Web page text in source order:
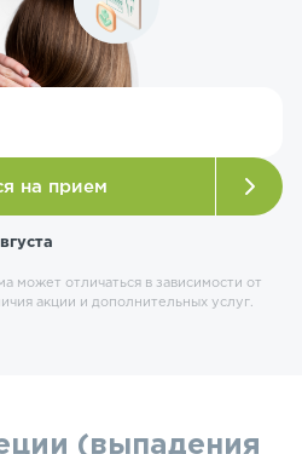
на прием
может отличаться в зависимости от
акции и дополнительных услуг.
(выпадения